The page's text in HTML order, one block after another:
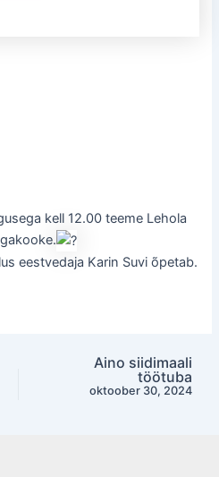
kell 12.00 teeme Lehola
eestvedaja Karin Suvi õpetab.
Aino siidimaali
töötuba
oktoober 30, 2024